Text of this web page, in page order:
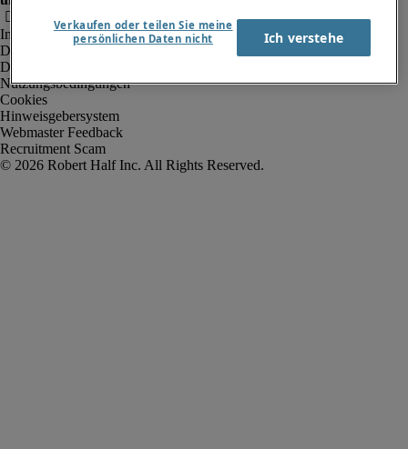
Impressum
Datenschutz
Datenschutz Arbeitnehmer/Zeitarbeitskräfte
Nutzungsbedingungen
Cookies
Hinweisgebersystem
Webmaster Feedback
Recruitment Scam
Verkaufen oder teilen Sie meine
persönlichen Daten nicht
Ich verstehe